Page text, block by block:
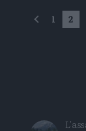
precedente
1 2